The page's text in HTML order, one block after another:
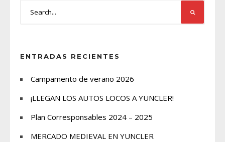
ENTRADAS RECIENTES
Campamento de verano 2026
¡LLEGAN LOS AUTOS LOCOS A YUNCLER!
Plan Corresponsables 2024 – 2025
MERCADO MEDIEVAL EN YUNCLER